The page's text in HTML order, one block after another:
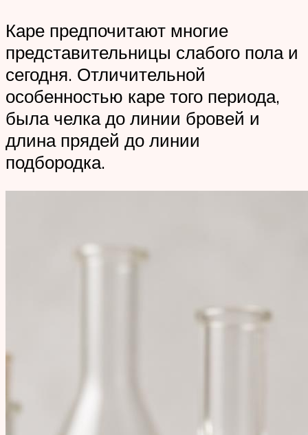
Каре предпочитают многие
представительницы слабого пола и
сегодня. Отличительной
особенностью каре того периода,
была челка до линии бровей и
длина прядей до линии
подбородка.